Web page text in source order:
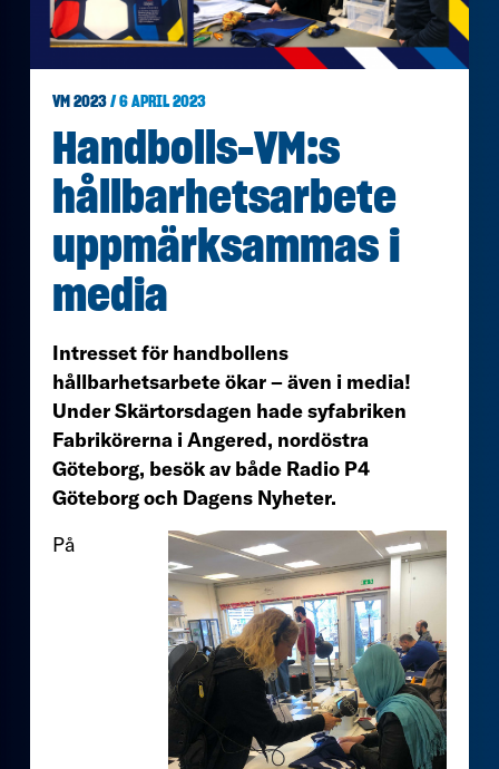
VM 2023 / 6 APRIL 2023
Handbolls-VM:s
hållbarhetsarbete
uppmärksammas i
media
Intresset för handbollens
hållbarhetsarbete ökar – även i media!
Under Skärtorsdagen hade syfabriken
Fabrikörerna i Angered, nordöstra
Göteborg, besök av både Radio P4
Göteborg och Dagens Nyheter.
På